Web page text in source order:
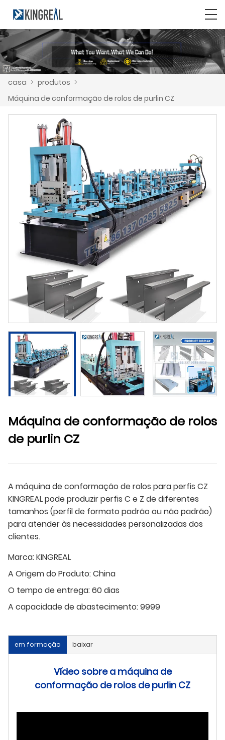
casa > produtos >
Máquina de conformação de rolos de purlin CZ
Máquina de conformação de rolos
de purlin CZ
A máquina de conformação de rolos para perfis CZ
KINGREAL pode produzir perfis C e Z de diferentes
tamanhos (perfil de formato padrão ou não padrão)
para atender às necessidades personalizadas dos
clientes.
Marca:KINGREAL
A Origem do Produto:China
O tempo de entrega:60 dias
A capacidade de abastecimento:9999
em formação baixar
Vídeo sobre a máquina de
conformação de rolos de purlin CZ